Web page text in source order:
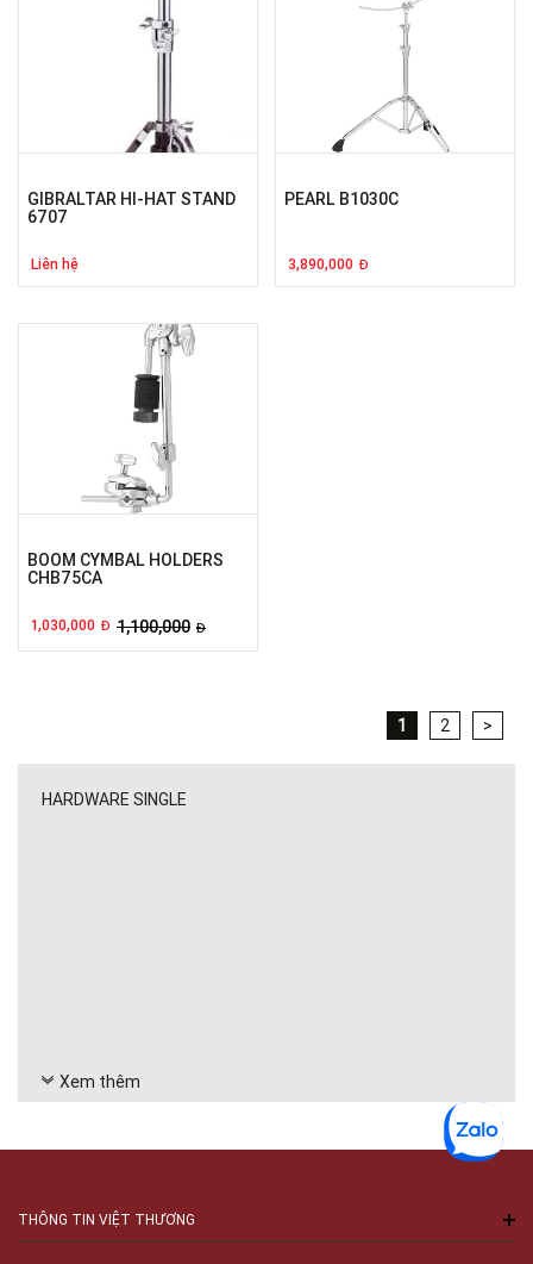
GIBRALTAR HI-HAT STAND
6707
Liên hệ
PEARL B1030C
3,890,000 Đ
BOOM CYMBAL HOLDERS
CHB75CA
1,030,000 Đ 1,100,000 Đ
1 2 >
HARDWARE SINGLE
Xem thêm
THÔNG TIN VIỆT THƯƠNG